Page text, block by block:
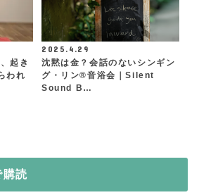
起き
われ
2025.4.29
沈黙は金？会話のないシンギン
グ・リン®︎音浴会｜Silent
Sound B…
購読